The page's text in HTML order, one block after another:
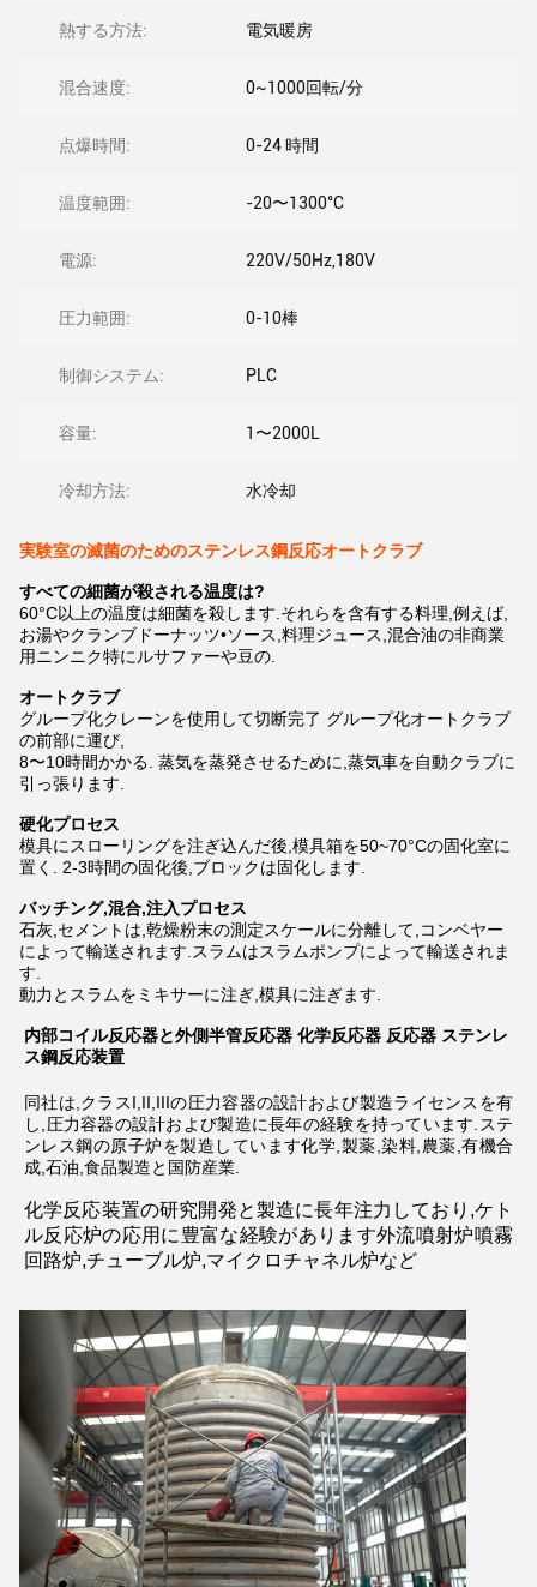
熱する方法: 電気暖房
混合速度: 0~1000回転/分
点爆時間: 0-24 時間
温度範囲: -20〜1300°C
電源: 220V/50Hz,180V
圧力範囲: 0-10棒
制御システム: PLC
容量: 1〜2000L
冷却方法: 水冷却
実験室の滅菌のためのステンレス鋼反応オートクラブ
すべての細菌が殺される温度は?
60°C以上の温度は細菌を殺します.それらを含有する料理,例えば,
お湯やクランブドーナッツ•ソース,料理ジュース,混合油の非商業
用ニンニク特にルサファーや豆の.
オートクラブ
グループ化クレーンを使用して切断完了 グループ化オートクラブ
の前部に運び,
8〜10時間かかる. 蒸気を蒸発させるために,蒸気車を自動クラブに
引っ張ります.
硬化プロセス
模具にスローリングを注ぎ込んだ後,模具箱を50~70°Cの固化室に
置く. 2-3時間の固化後,ブロックは固化します.
バッチング,混合,注入プロセス
石灰,セメントは,乾燥粉末の測定スケールに分離して,コンベヤー
によって輸送されます.スラムはスラムポンプによって輸送されま
す.
動力とスラムをミキサーに注ぎ,模具に注ぎます.
内部コイル反応器と外側半管反応器 化学反応器 反応器 ステンレ
ス鋼反応装置
同社は,クラスI,II,IIIの圧力容器の設計および製造ライセンスを有
し,圧力容器の設計および製造に長年の経験を持っています.ステ
ンレス鋼の原子炉を製造しています化学,製薬,染料,農薬,有機合
成,石油,食品製造と国防産業.
化学反応装置の研究開発と製造に長年注力しており,ケト
ル反応炉の応用に豊富な経験があります外流噴射炉噴霧
回路炉,チューブル炉,マイクロチャネル炉など